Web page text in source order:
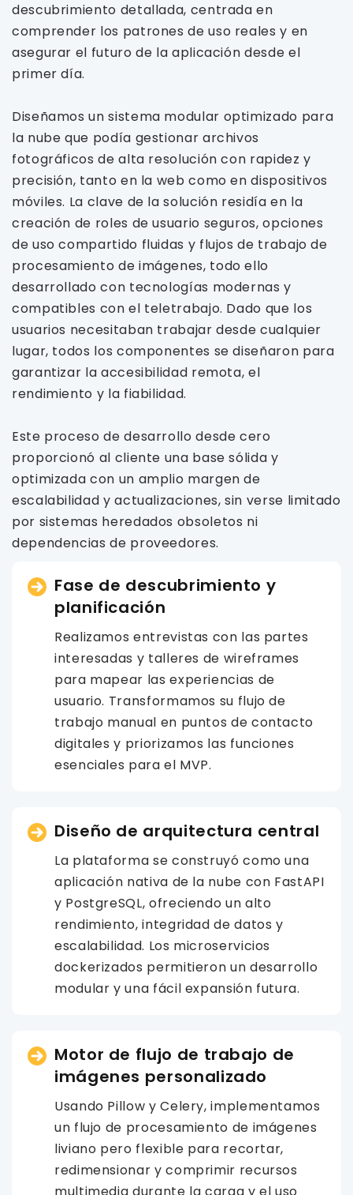
descubrimiento detallada, centrada en
comprender los patrones de uso reales y en
asegurar el futuro de la aplicación desde el
primer día.
Diseñamos un sistema modular optimizado para
la nube que podía gestionar archivos
fotográficos de alta resolución con rapidez y
precisión, tanto en la web como en dispositivos
móviles. La clave de la solución residía en la
creación de roles de usuario seguros, opciones
de uso compartido fluidas y flujos de trabajo de
procesamiento de imágenes, todo ello
desarrollado con tecnologías modernas y
compatibles con el teletrabajo. Dado que los
usuarios necesitaban trabajar desde cualquier
lugar, todos los componentes se diseñaron para
garantizar la accesibilidad remota, el
rendimiento y la fiabilidad.
Este proceso de desarrollo desde cero
proporcionó al cliente una base sólida y
optimizada con un amplio margen de
escalabilidad y actualizaciones, sin verse limitado
por sistemas heredados obsoletos ni
dependencias de proveedores.
Fase de descubrimiento y
planificación
Realizamos entrevistas con las partes
interesadas y talleres de wireframes
para mapear las experiencias de
usuario. Transformamos su flujo de
trabajo manual en puntos de contacto
digitales y priorizamos las funciones
esenciales para el MVP.
Diseño de arquitectura central
La plataforma se construyó como una
aplicación nativa de la nube con FastAPI
y PostgreSQL, ofreciendo un alto
rendimiento, integridad de datos y
escalabilidad. Los microservicios
dockerizados permitieron un desarrollo
modular y una fácil expansión futura.
Motor de flujo de trabajo de
imágenes personalizado
Usando Pillow y Celery, implementamos
un flujo de procesamiento de imágenes
liviano pero flexible para recortar,
redimensionar y comprimir recursos